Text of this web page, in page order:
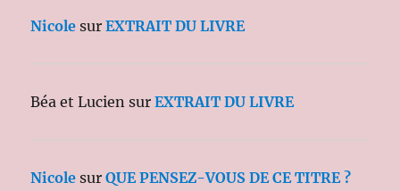
Nicole surEXTRAIT DU LIVRE
Béa et Lucien surEXTRAIT DU LIVRE
Nicole surQUE PENSEZ-VOUS DE CE TITRE ?